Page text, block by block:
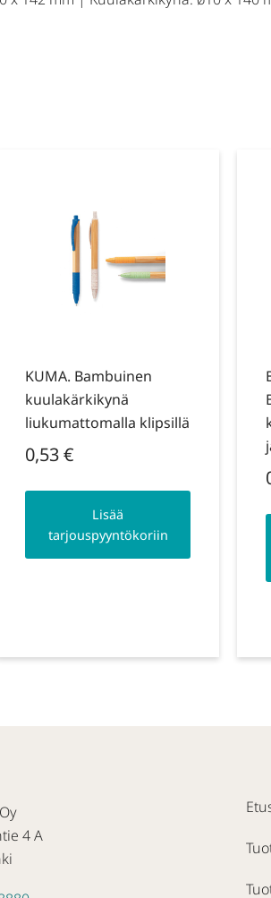
KUMA. Bambuinen
kuulakärkikynä
liukumattomalla klipsillä
0,53€
Lisää
tarjouspyyntökoriin
4 A